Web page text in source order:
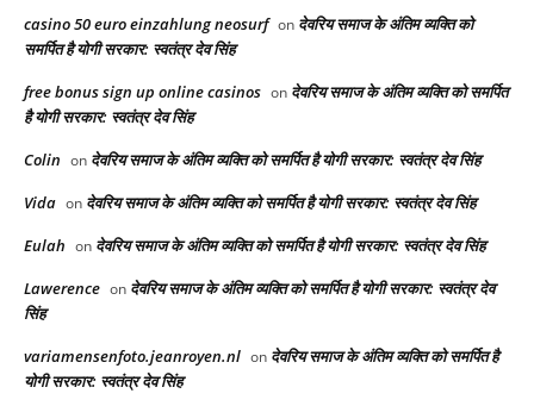
casino 50 euro einzahlung neosurf on देवरिय समाज के अंतिम व्यक्ति को
समर्पित है योगी सरकार: स्वतंत्र देव सिंह
free bonus sign up online casinos on देवरिय समाज के अंतिम व्यक्ति को समर्पित
है योगी सरकार: स्वतंत्र देव सिंह
Colin on देवरिय समाज के अंतिम व्यक्ति को समर्पित है योगी सरकार: स्वतंत्र देव सिंह
Vida on देवरिय समाज के अंतिम व्यक्ति को समर्पित है योगी सरकार: स्वतंत्र देव सिंह
Eulah on देवरिय समाज के अंतिम व्यक्ति को समर्पित है योगी सरकार: स्वतंत्र देव सिंह
Lawerence on देवरिय समाज के अंतिम व्यक्ति को समर्पित है योगी सरकार: स्वतंत्र देव
सिंह
variamensenfoto.jeanroyen.nl on देवरिय समाज के अंतिम व्यक्ति को समर्पित है
योगी सरकार: स्वतंत्र देव सिंह